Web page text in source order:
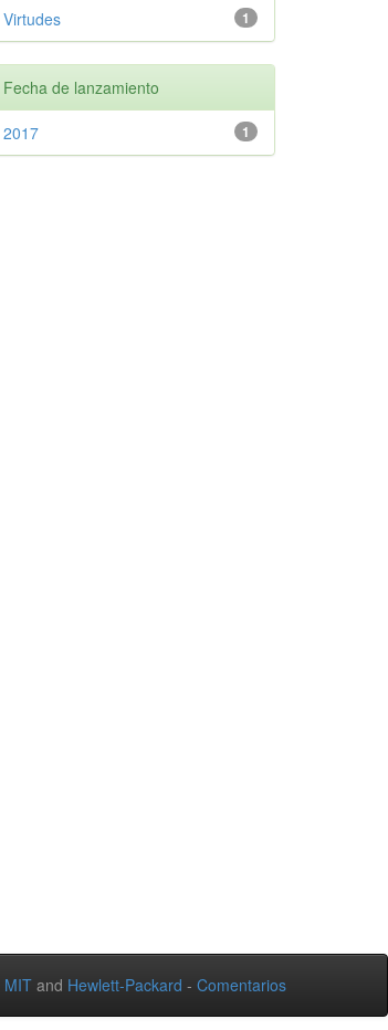
1
Virtudes
Fecha de lanzamiento
1
2017
MIT and Hewlett-Packard - Comentarios